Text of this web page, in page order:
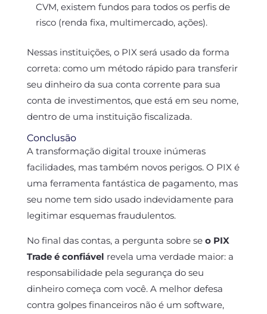
CVM, existem fundos para todos os perfis de
risco (renda fixa, multimercado, ações).
Nessas instituições, o PIX será usado da forma
correta: como um método rápido para transferir
seu dinheiro da sua conta corrente para sua
conta de investimentos, que está em seu nome,
dentro de uma instituição fiscalizada.
Conclusão
A transformação digital trouxe inúmeras
facilidades, mas também novos perigos. O PIX é
uma ferramenta fantástica de pagamento, mas
seu nome tem sido usado indevidamente para
legitimar esquemas fraudulentos.
No final das contas, a pergunta sobre se o PIX
Trade é confiável revela uma verdade maior: a
responsabilidade pela segurança do seu
dinheiro começa com você. A melhor defesa
contra golpes financeiros não é um software,